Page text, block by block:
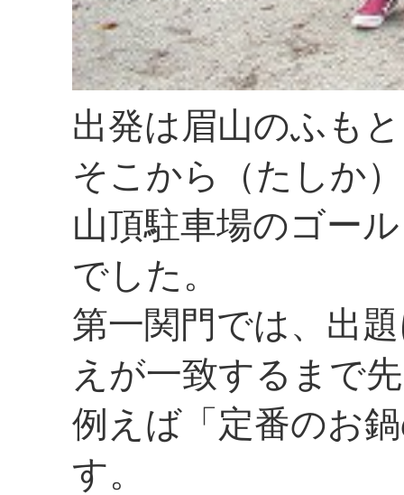
出発は眉山のふも
そこから（たしか
山頂駐車場のゴー
でした。
第一関門では、出
えが一致するまで
例えば「定番のお
す。